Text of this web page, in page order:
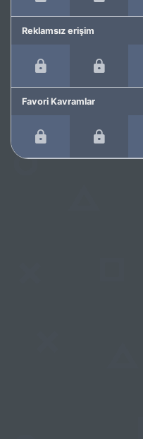
Reklamsız erişim
Favori Kavramlar